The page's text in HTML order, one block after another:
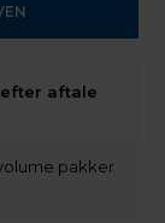
aftale
pakker